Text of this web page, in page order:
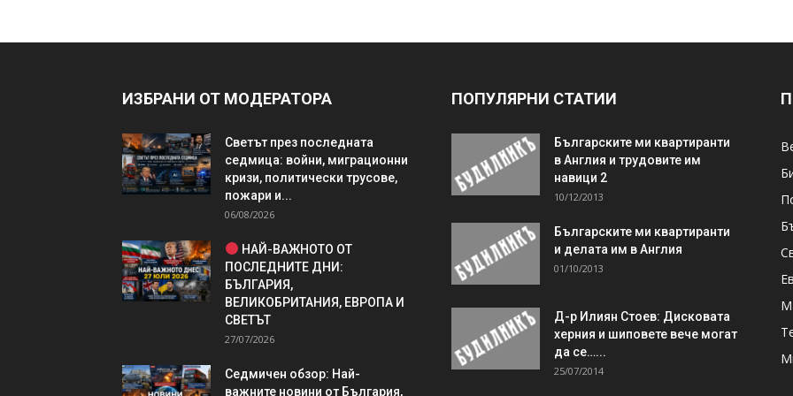
ИЗБРАНИ ОТ МОДЕРАТОРА
Светът през последната
седмица: войни, миграционни
кризи, политически трусове,
пожари и...
06/08/2026
НАЙ-ВАЖНОТО ОТ
ПОСЛЕДНИТЕ ДНИ:
БЪЛГАРИЯ,
ВЕЛИКОБРИТАНИЯ, ЕВРОПА И
СВЕТЪТ
27/07/2026
Седмичен обзор: Най-
важните новини от България,
ПОПУЛЯРНИ СТАТИИ
Българските ми квартиранти
в Англия и трудовите им
навици 2
10/12/2013
Българските ми квартиранти
и делата им в Англия
01/10/2013
Д-р Илиян Стоев: Дисковата
херния и шиповете вече могат
да се…...
25/07/2014